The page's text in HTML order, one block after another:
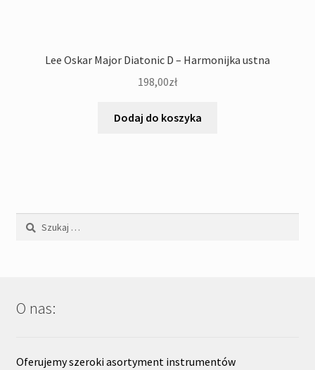
Lee Oskar Major Diatonic D – Harmonijka ustna
198,00zł
Dodaj do koszyka
Szukaj:
O nas:
Oferujemy szeroki asortyment instrumentów